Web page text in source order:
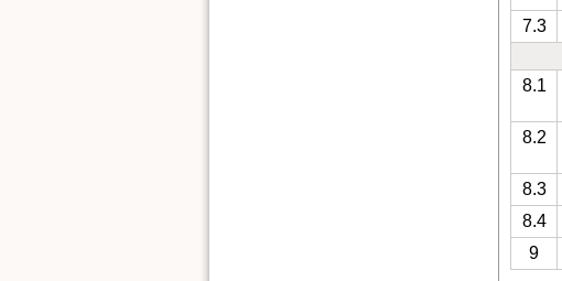
7.3
8.1
8.2
8.3
8.4
9